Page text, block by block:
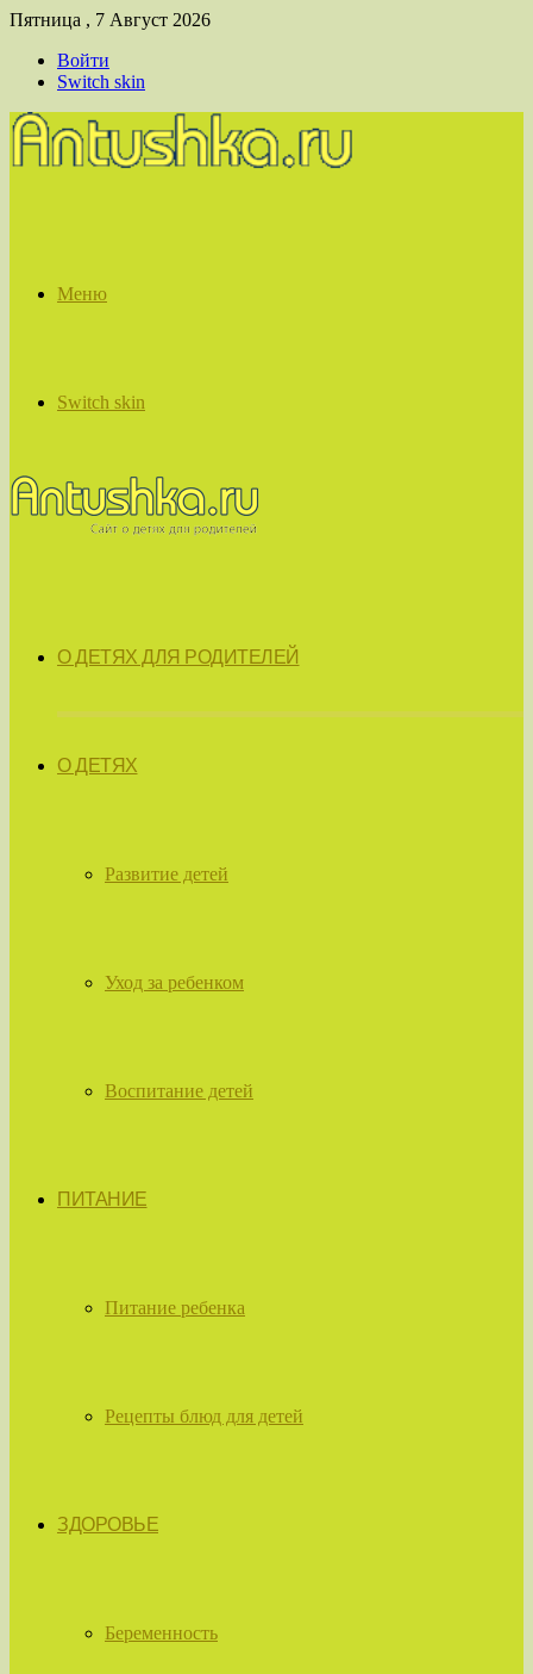
Пятница , 7 Август 2026
Войти
Switch skin
Меню
Switch skin
О ДЕТЯХ ДЛЯ РОДИТЕЛЕЙ
О ДЕТЯХ
Развитие детей
Уход за ребенком
Воспитание детей
ПИТАНИЕ
Питание ребенка
Рецепты блюд для детей
ЗДОРОВЬЕ
Беременность